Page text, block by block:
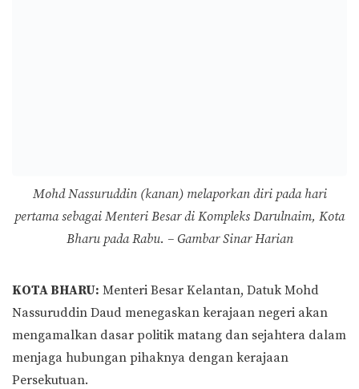
Mohd Nassuruddin (kanan) melaporkan diri pada hari
pertama sebagai Menteri Besar di Kompleks Darulnaim, Kota
Bharu pada Rabu. – Gambar Sinar Harian
KOTA BHARU: Menteri Besar Kelantan, Datuk Mohd
Nassuruddin Daud menegaskan kerajaan negeri akan
mengamalkan dasar politik matang dan sejahtera dalam
menjaga hubungan pihaknya dengan kerajaan
Persekutuan.